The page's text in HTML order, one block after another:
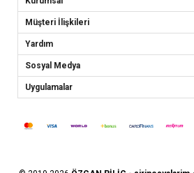
Müşteri İlişkileri
Yardım
Sosyal Medya
Uygulamalar